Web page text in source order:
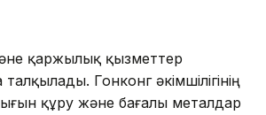
қаржылық қызметтер
Гонконг әкімшілігінің
құру және бағалы металдар